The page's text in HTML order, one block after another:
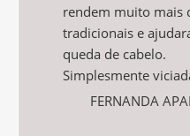
rendem muito mais
tradicionais e
queda de cabelo.
Simplesmente
FERNANDA